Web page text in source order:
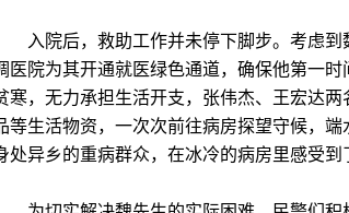
入院后，救助工作并未停下脚步。考虑到
医院为其开通就医绿色通道，确保他第一
寒，无力承担生活开支，张伟杰、王宏达
等生活物资，一次次前往病房探望守候，
处异乡的重病群众，在冰冷的病房里感受到